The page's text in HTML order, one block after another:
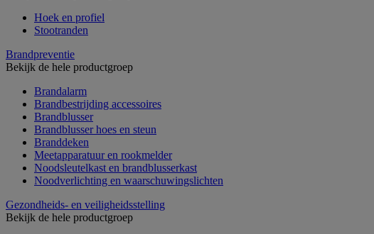
Hoek en profiel
Stootranden
Brandpreventie
Bekijk de hele productgroep
Brandalarm
Brandbestrijding accessoires
Brandblusser
Brandblusser hoes en steun
Branddeken
Meetapparatuur en rookmelder
Noodsleutelkast en brandblusserkast
Noodverlichting en waarschuwingslichten
Gezondheids- en veiligheidsstelling
Bekijk de hele productgroep